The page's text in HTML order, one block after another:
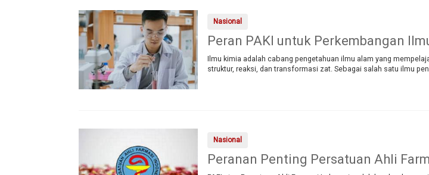
Nasional
Peran PAKI untuk Perkembangan
Ilmu kimia adalah cabang pengetahuan ilmu alam yang
struktur, reaksi, dan transformasi zat. Sebagai salah satu ilmu
Nasional
Peranan Penting Persatuan Ahli